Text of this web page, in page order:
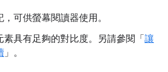
可供螢幕閱讀器使用。
具有足夠的對比度。另請參閱「 讓
」。